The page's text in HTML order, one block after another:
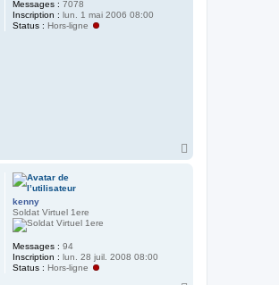
Messages : 7078
Inscription : lun. 1 mai 2006 08:00
Status : Hors-ligne
kenny
Soldat Virtuel 1ere
Messages : 94
Inscription : lun. 28 juil. 2008 08:00
Status : Hors-ligne